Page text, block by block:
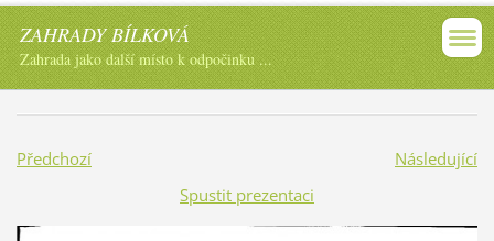
ZAHRADY BÍLKOVÁ
Zahrada jako další místo k odpočinku ...
Předchozí
Následující
Spustit prezentaci